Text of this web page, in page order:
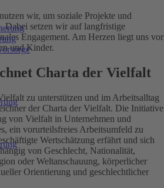
wir, um soziale Projekte und
Dabei setzen wir auf langfristige
Engagement. Am Herzen liegt uns vor
und Kinder.
Charta der Vielfalt
zu unterstützen und im Arbeitsalltag
der Charta der Vielfalt. Die Initiative
von Vielfalt in Unternehmen und
ein vorurteilsfreies Arbeitsumfeld zu
Wertschätzung erfährt und sich
von Geschlecht, Nationalität,
oder Weltanschauung, körperlicher
Orientierung und geschlechtlicher